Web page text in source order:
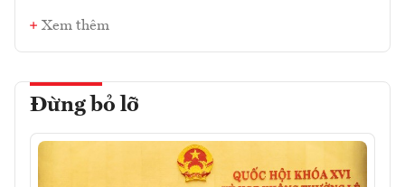
Xem thêm
Đừng bỏ lỡ